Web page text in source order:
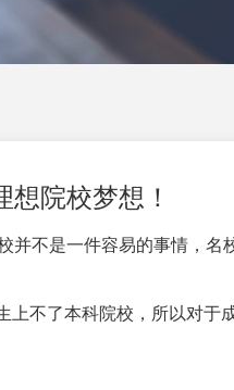
院校梦想！
并不是一件容易的事情，名
上不了本科院校，所以对于